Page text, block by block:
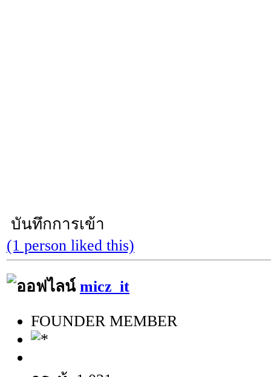
บันทึกการเข้า
(1 person liked this)
micz_it
FOUNDER MEMBER